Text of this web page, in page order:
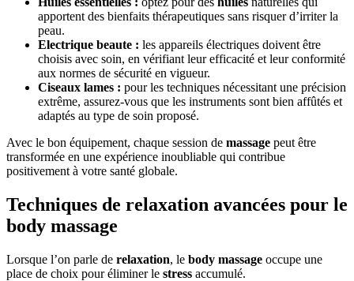
apportent des bienfaits thérapeutiques sans risquer d’irriter la
peau.
Electrique beaute : les appareils électriques doivent être
choisis avec soin, en vérifiant leur efficacité et leur conformité
aux normes de sécurité en vigueur.
Ciseaux lames : pour les techniques nécessitant une précision
extrême, assurez-vous que les instruments sont bien affûtés et
adaptés au type de soin proposé.
Avec le bon équipement, chaque session de massage peut être
transformée en une expérience inoubliable qui contribue
positivement à votre santé globale.
Techniques de relaxation avancées pour le
body massage
Lorsque l’on parle de relaxation, le body massage occupe une
place de choix pour éliminer le stress accumulé.